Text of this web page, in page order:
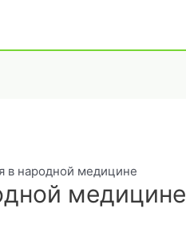
в народной медицине
медицине